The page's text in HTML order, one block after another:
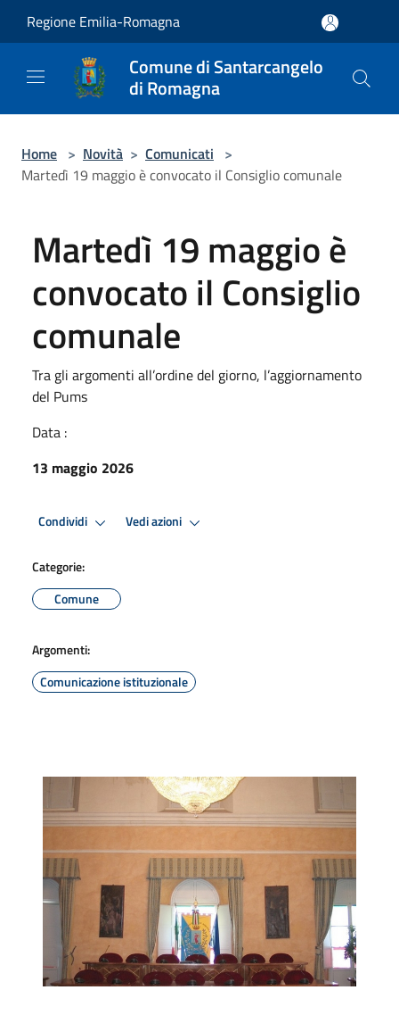
Regione Emilia-Romagna
Comune di Santarcangelo
di Romagna
Home > Novità > Comunicati >
Martedì 19 maggio è convocato il Consiglio comunale
Martedì 19 maggio è
convocato il Consiglio
comunale
Tra gli argomenti all’ordine del giorno, l’aggiornamento
del Pums
Data :
13 maggio 2026
Condividi Vedi azioni
Categorie:
Comune
Argomenti:
Comunicazione istituzionale